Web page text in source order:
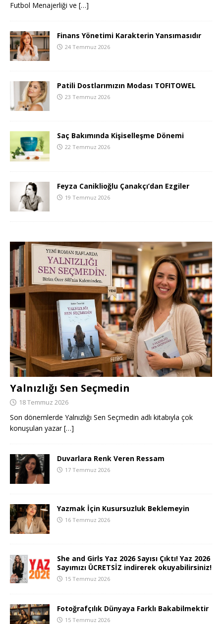
Futbol Menajerliği ve […]
Finans Yönetimi Karakterin Yansımasıdır
24 Temmuz 2026
Patili Dostlarımızın Modası TOFITOWEL
23 Temmuz 2026
Saç Bakımında Kişiselleşme Dönemi
22 Temmuz 2026
Feyza Caniklioğlu Çanakçı’dan Ezgiler
19 Temmuz 2026
Yalnızlığı Sen Seçmedin
18 Temmuz 2026
Son dönemlerde Yalnızlığı Sen Seçmedin adlı kitabıyla çok
konuşulan yazar[…]
Duvarlara Renk Veren Ressam
17 Temmuz 2026
Yazmak İçin Kusursuzluk Beklemeyin
16 Temmuz 2026
She and Girls Yaz 2026 Sayısı Çıktı! Yaz 2026
Sayımızı ÜCRETSİZ indirerek okuyabilirsiniz!
15 Temmuz 2026
Fotoğrafçılık Dünyaya Farklı Bakabilmektir
15 Temmuz 2026